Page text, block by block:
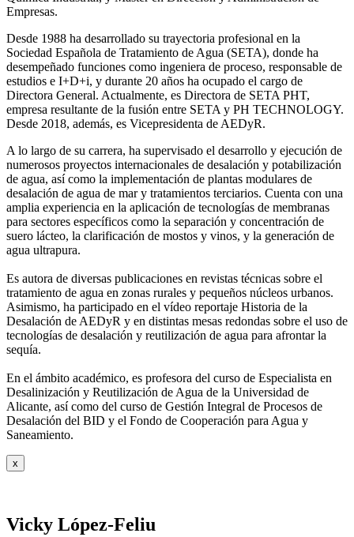
Empresas.
Desde 1988 ha desarrollado su trayectoria profesional en la
Sociedad Española de Tratamiento de Agua (SETA), donde ha
desempeñado funciones como ingeniera de proceso, responsable de
estudios e I+D+i, y durante 20 años ha ocupado el cargo de
Directora General. Actualmente, es Directora de SETA PHT,
empresa resultante de la fusión entre SETA y PH TECHNOLOGY.
Desde 2018, además, es Vicepresidenta de AEDyR.
A lo largo de su carrera, ha supervisado el desarrollo y ejecución de
numerosos proyectos internacionales de desalación y potabilización
de agua, así como la implementación de plantas modulares de
desalación de agua de mar y tratamientos terciarios. Cuenta con una
amplia experiencia en la aplicación de tecnologías de membranas
para sectores específicos como la separación y concentración de
suero lácteo, la clarificación de mostos y vinos, y la generación de
agua ultrapura.
Es autora de diversas publicaciones en revistas técnicas sobre el
tratamiento de agua en zonas rurales y pequeños núcleos urbanos.
Asimismo, ha participado en el vídeo reportaje Historia de la
Desalación de AEDyR y en distintas mesas redondas sobre el uso de
tecnologías de desalación y reutilización de agua para afrontar la
sequía.
En el ámbito académico, es profesora del curso de Especialista en
Desalinización y Reutilización de Agua de la Universidad de
Alicante, así como del curso de Gestión Integral de Procesos de
Desalación del BID y el Fondo de Cooperación para Agua y
Saneamiento.
x
Vicky López-Feliu